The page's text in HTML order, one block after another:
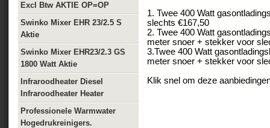
Excl Btw AKTIE OP=OP
Swinko Mixer EHR 23/2.5 S
Aktie
Swinko Mixer EHR23/2.3 GS
1800 Watt Aktie
Infraroodheater Diesel
Infraroodheater Heater
Professionele Warmwater
Hogedrukreinigers.
1. Twee 400 Watt
slechts €167,50
2. Twee 400 Watt
meter snoer + stekker voor
3.Twee 400 Watt
meter snoer + stekker voor
Klik snel om deze